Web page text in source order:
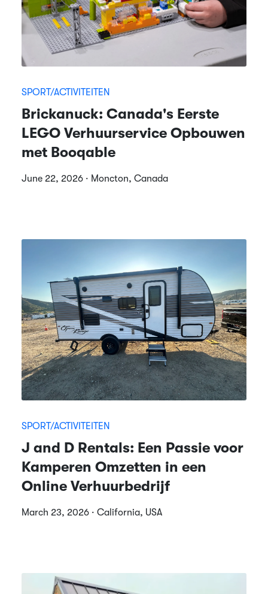
SPORT/ACTIVITEITEN
Brickanuck: Canada's Eerste
LEGO Verhuurservice Opbouwen
met Booqable
June 22, 2026 · Moncton, Canada
SPORT/ACTIVITEITEN
J and D Rentals: Een Passie voor
Kamperen Omzetten in een
Online Verhuurbedrijf
March 23, 2026 · California, USA